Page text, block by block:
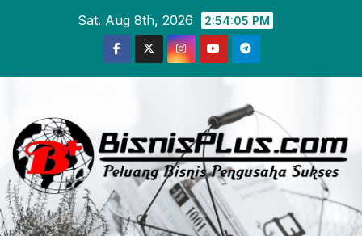
Sat. Aug 8th, 2026 2:54:06 PM